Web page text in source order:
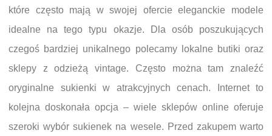
które często mają w swojej ofercie eleganckie modele
idealne na tego typu okazje. Dla osób poszukujących
czegoś bardziej unikalnego polecamy lokalne butiki oraz
sklepy z odzieżą vintage. Często można tam znaleźć
oryginalne sukienki w atrakcyjnych cenach. Internet to
kolejna doskonała opcja – wiele sklepów online oferuje
szeroki wybór sukienek na wesele. Przed zakupem warto